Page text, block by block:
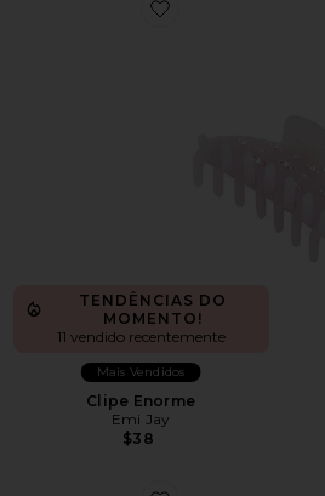
Favorite Clipe Enorme
TENDÊNCIAS DO
MOMENTO!
11 vendido recentemente
Mais Vendidos
Clipe Enorme
Emi Jay
$38